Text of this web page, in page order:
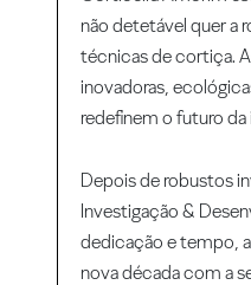
não detetável quer a
técnicas de cortiça.
inovadoras,
redefinem o futuro da
Depois de robustos
Investigação &
dedicação e tempo,
nova década com a